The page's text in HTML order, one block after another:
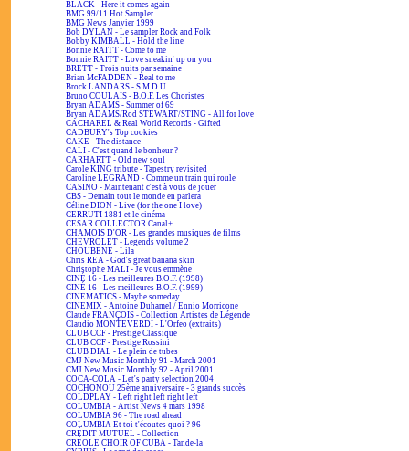
BLACK - Here it comes again
BMG 99/11 Hot Sampler
BMG News Janvier 1999
Bob DYLAN - Le sampler Rock and Folk
Bobby KIMBALL - Hold the line
Bonnie RAITT - Come to me
Bonnie RAITT - Love sneakin' up on you
BRETT - Trois nuits par semaine
Brian McFADDEN - Real to me
Brock LANDARS - S.M.D.U.
Bruno COULAIS - B.O.F. Les Choristes
Bryan ADAMS - Summer of 69
Bryan ADAMS/Rod STEWART/STING - All for love
CACHAREL & Real World Records - Gifted
CADBURY's Top cookies
CAKE - The distance
CALI - C'est quand le bonheur ?
CARHARTT - Old new soul
Carole KING tribute - Tapestry revisited
Caroline LEGRAND - Comme un train qui roule
CASINO - Maintenant c'est à vous de jouer
CBS - Demain tout le monde en parlera
Céline DION - Live (for the one I love)
CERRUTI 1881 et le cinéma
CESAR COLLECTOR Canal+
CHAMOIS D'OR - Les grandes musiques de films
CHEVROLET - Legends volume 2
CHOUBENE - Lila
Chris REA - God's great banana skin
Christophe MALI - Je vous emmène
CINÉ 16 - Les meilleures B.O.F. (1998)
CINÉ 16 - Les meilleures B.O.F. (1999)
CINEMATICS - Maybe someday
CINEMIX - Antoine Duhamel / Ennio Morricone
Claude FRANÇOIS - Collection Artistes de Légende
Claudio MONTEVERDI - L'Orfeo (extraits)
CLUB CCF - Prestige Classique
CLUB CCF - Prestige Rossini
CLUB DIAL - Le plein de tubes
CMJ New Music Monthly 91 - March 2001
CMJ New Music Monthly 92 - April 2001
COCA-COLA - Let's party selection 2004
COCHONOU 25ème anniversaire - 3 grands succès
COLDPLAY - Left right left right left
COLUMBIA - Artist News 4 mars 1998
COLUMBIA 96 - The road ahead
COLUMBIA Et toi t'écoutes quoi ? 96
CRÉDIT MUTUEL - Collection
CRÉOLE CHOIR OF CUBA - Tande-la